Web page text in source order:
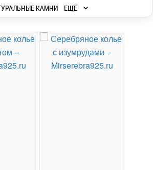
КАМНИ
ЕЩЁ